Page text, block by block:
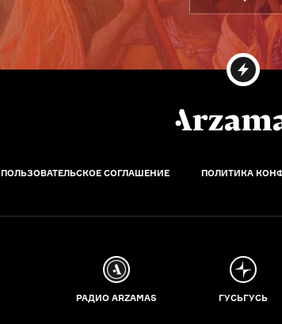
ПОЛЬЗОВАТЕЛЬСКОЕ СОГЛАШЕНИЕ ПОЛИТИКА
РАДИО ARZAMAS ГУСЬГУСЬ